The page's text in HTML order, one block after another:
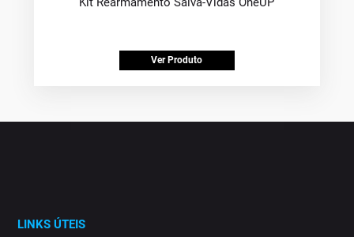
Ver Produto
LINKS ÚTEIS